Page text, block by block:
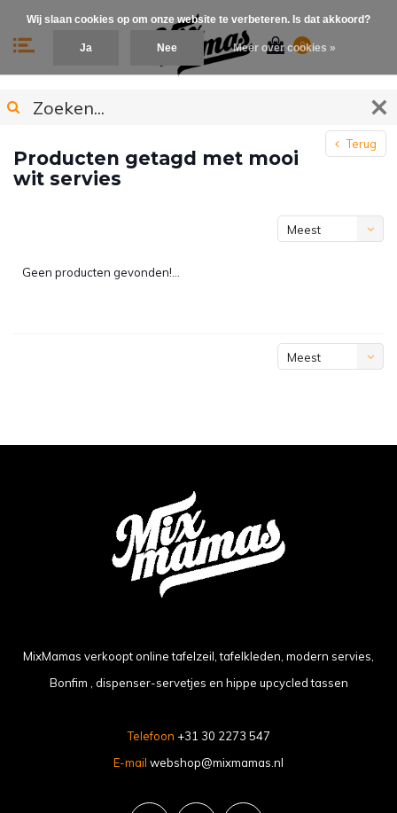
0
Terug
Producten getagd met mooi
wit servies
Meest
Geen producten gevonden!...
Meest
MixMamas verkoopt online tafelzeil, tafelkleden, modern servies,
Bonfim , dispenser-servetjes en hippe upcycled tassen
Telefoon +31 30 2273 547
E-mail webshop@mixmamas.nl
Wij slaan cookies op om onze website te verbeteren. Is dat akkoord?
Ja Nee Meer over cookies »